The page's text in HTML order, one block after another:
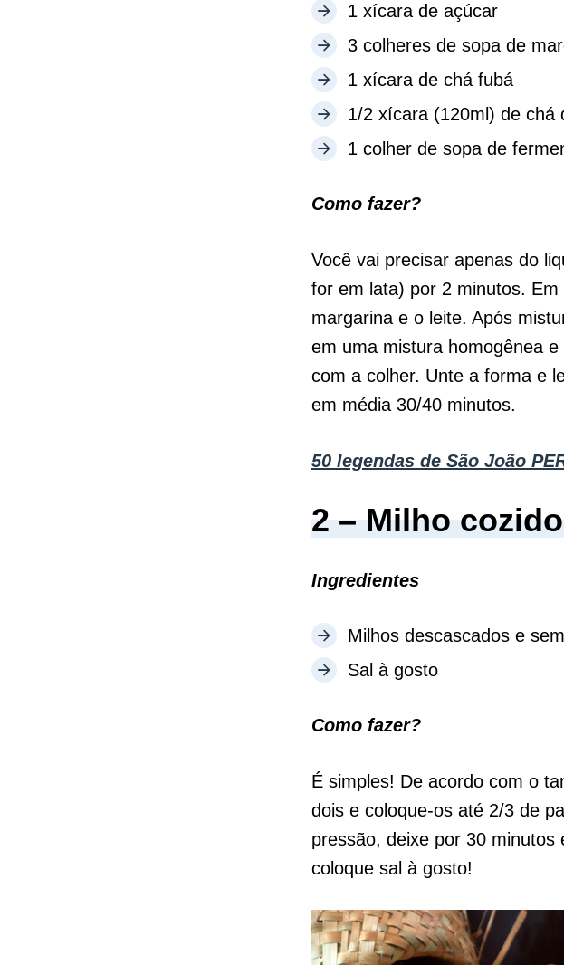
1 xícara de açúcar
3 colheres de sopa de
1 xícara de chá fubá
1/2 xícara (120ml) de chá
1 colher de sopa de
Como fazer?
Você vai precisar apenas do
for em lata) por 2 minutos.
margarina e o leite. Após
em uma mistura homogênea
com a colher. Unte a forma e
em média 30/40 minutos.
50 legendas de São João
2 – Milho
Ingredientes
Milhos descascados e
Sal à gosto
Como fazer?
É simples! De acordo com o
dois e coloque-os até 2/3 de
pressão, deixe por 30
coloque sal à gosto!